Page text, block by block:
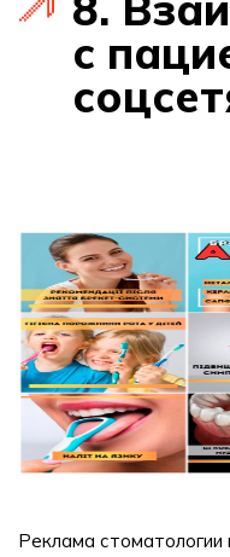
с
Реклама